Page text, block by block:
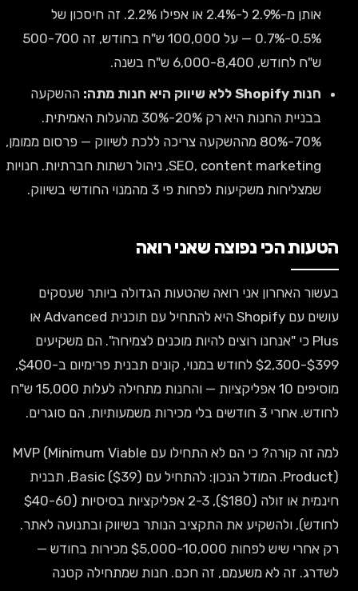
אותן מ-2.9% ל-2.4% או אפילו 2.2%. זה חיסכון של
0.5%-0.7% — על 100,000 ש"ח בחודש, זה 500-700
ש"ח לחודש, 6,000-8,400 ש"ח בשנה.
חנות Shopify ללא שיווק היא חנות מתה:
ההשקעה
בבניית החנות היא רק 20%-30% מהעלות האמיתית.
70%-80% מההשקעה צריכה ללכת לשיווק — פרסום ממומן,
SEO, content marketing, ניהול רשתות חברתיות. חנויות
שמצליחות משקיעות לפחות פי 3 מהמנוי החודשי בשיווק.
הטעות הכי נפוצה שאני רואה
בעשור האחרון אני רואה שהטעות הגדולה ביותר שעסקים
עושים עם Shopify היא להתחיל עם תוכנית Advanced או
Plus כי "אנחנו רוצים להיות מוכנים לצמיחה". הם משקיעים
$399-$2,300 לחודש במנוי, קונים תבנית פרימיום ב-$400,
מוסיפים 10 אפליקציות — והחנות מתחילה לעלות 15,000 ש"ח
לחודש. אחרי 3 חודשים בלי מכירות משמעותיות, הם סוגרים.
למה זה קורה? כי הם לא התחילו עם MVP (Minimum Viable
Product). המודל הנכון: להתחיל עם Basic ($39), תבנית
חינמית או זולה ($180), 2-3 אפליקציות בסיסיות ($40-60
לחודש), ולהשקיע את התקציב הנותר בשיווק ובתנועה לאתר.
רק אחרי שיש לפחות $5,000-10,000 מכירות בחודש —
לשדרג. זה לא משעמם, זה חכם. חנות שמתחילה קטנה